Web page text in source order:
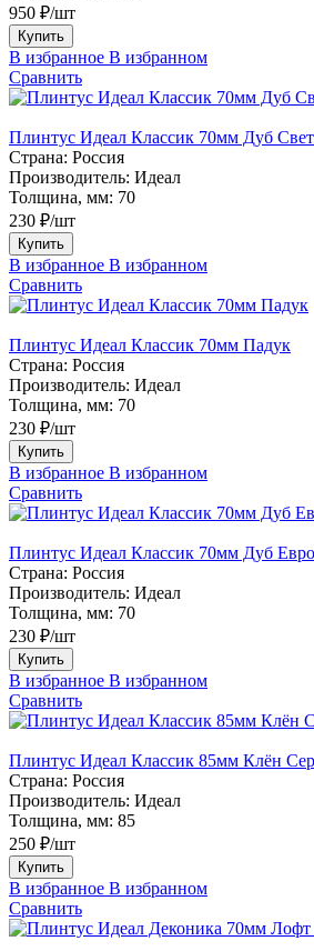
950 ₽/шт
Купить
В избранное В избранном
Сравнить
Плинтус Идеал Классик 70мм Дуб
Страна: Россия
Производитель: Идеал
Толщина, мм: 70
230 ₽/шт
Купить
В избранное В избранном
Сравнить
Плинтус Идеал Классик 70мм Падук
Страна: Россия
Производитель: Идеал
Толщина, мм: 70
230 ₽/шт
Купить
В избранное В избранном
Сравнить
Плинтус Идеал Классик 70мм Дуб
Страна: Россия
Производитель: Идеал
Толщина, мм: 70
230 ₽/шт
Купить
В избранное В избранном
Сравнить
Плинтус Идеал Классик 85мм Клён
Страна: Россия
Производитель: Идеал
Толщина, мм: 85
250 ₽/шт
Купить
В избранное В избранном
Сравнить